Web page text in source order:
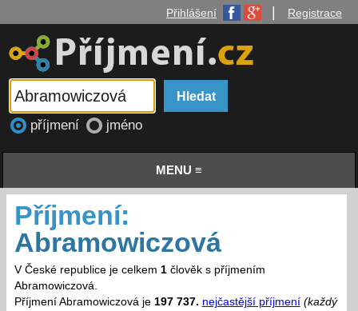
Přihlášení Registrace
příjmení jméno
MENU ≡
Příjmení:
Abramowiczová
V České republice je celkem 1člověk s příjmením
Abramowiczová.
Příjmení Abramowiczová je 197 737. nejčastější příjmení (každý